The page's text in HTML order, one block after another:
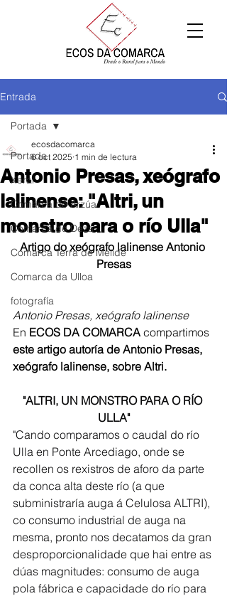
Entrada
Portada
Xeral
Comarca de Arzúa
Comarca de Deza
Comarca Terra de Melide
Comarca da Ulloa
fotografía
Portada
Antonio Presas, xeógrafo
lalinense: "Altri, un
monstro para o río Ulla"
ecosdacomarca
6 oct 2025 1 min de lectura
Artigo do xeógrafo lalinense Antonio
Presas
Antonio Presas, xeógrafo lalinense
En ECOS DA COMARCA compartimos
este artigo autoría de Antonio Presas,
xeógrafo lalinense, sobre Altri.
"ALTRI, UN MONSTRO PARA O RÍO
ULLA"
"Cando comparamos o caudal do río
Ulla en Ponte Arcediago, onde se
recollen os rexistros de aforo da parte
da conca alta deste río (a que
subministraría auga á Celulosa ALTRI),
co consumo industrial de auga na
mesma, pronto nos decatamos da gran
desproporcionalidade que hai entre as
dúas magnitudes: consumo de auga
pola fábrica e capacidade do río para